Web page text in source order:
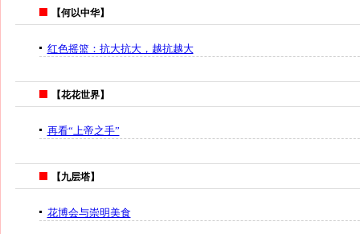
【何以中华】
红色摇篮：抗大抗大，越抗越大
【花花世界】
再看“上帝之手”
【九层塔】
花博会与崇明美食